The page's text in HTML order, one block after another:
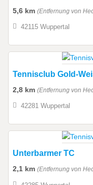
5,6 km (Entfernung von
42115 Wuppertal
Tennisclub Gold-
2,8 km (Entfernung von
42281 Wuppertal
Unterbarmer TC
2,1 km (Entfernung von